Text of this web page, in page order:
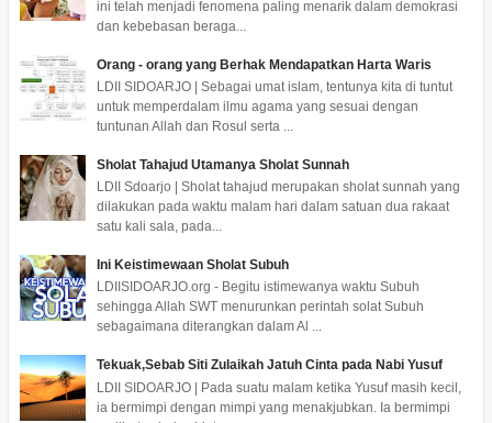
ini telah menjadi fenomena paling menarik dalam demokrasi
dan kebebasan beraga...
Orang - orang yang Berhak Mendapatkan Harta Waris
LDII SIDOARJO | Sebagai umat islam, tentunya kita di tuntut
untuk memperdalam ilmu agama yang sesuai dengan
tuntunan Allah dan Rosul serta ...
Sholat Tahajud Utamanya Sholat Sunnah
LDII Sdoarjo | Sholat tahajud merupakan sholat sunnah yang
dilakukan pada waktu malam hari dalam satuan dua rakaat
satu kali sala, pada...
Ini Keistimewaan Sholat Subuh
LDIISIDOARJO.org - Begitu istimewanya waktu Subuh
sehingga Allah SWT menurunkan perintah solat Subuh
sebagaimana diterangkan dalam Al ...
Tekuak,Sebab Siti Zulaikah Jatuh Cinta pada Nabi Yusuf
LDII SIDOARJO | Pada suatu malam ketika Yusuf masih kecil,
ia bermimpi dengan mimpi yang menakjubkan. Ia bermimpi